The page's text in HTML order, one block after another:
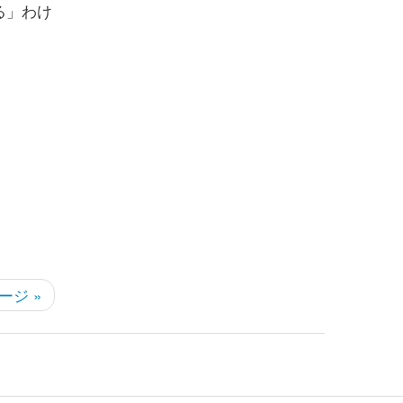
」わけ
ジ »